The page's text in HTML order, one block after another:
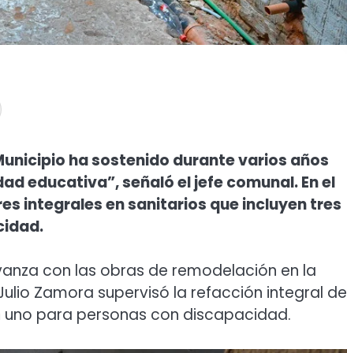
ha sostenido durante varios años
educativa”, señaló el jefe comunal. En el
integrales en sanitarios que incluyen tres
con las obras de remodelación en la
Zamora supervisó la refacción integral de
para personas con discapacidad.